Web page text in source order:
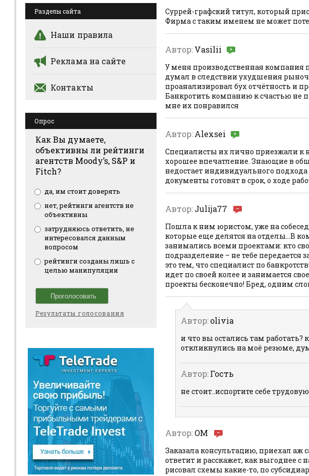
Разделы сайта
Наши правила
Реклама на сайте
Контакты
Опрос
Как Вы думаете,
объективны ли рейтинги
агентств Moody’s, S&P и
Fitch?
да, им стоит доверять
нет, рейтинги агентств не
объективны
затрудняюсь ответить, не
интересовался данным
вопросом
рейтинги созданы лишь с
целью манипуляции
Результаты голосования
Суррей-графский титул, который
Фирма с таким именем не может
Автор:Vasilii
У меня производственная компания
думал в следствии ухудшения
проанализировал бух отчётность и
Банкротить компанию к счастью не
мне их понравился
Автор:Alexsei
Специалисты их лично приезжали к
хорошее впечатление. Знающие в
недостает индивидуального
документы готовят в срок, о ходе
Автор:Julija77
Пошла к ним юристом, уже на
которые еще делятся на отделы…В
занимались всеми проектами: кто
подразделение – не тебе
это тем, что специалист по
идет по своей колее и занимается
проекты бесконечно! Бред, одним
Автор:olivia
и что вы остались там работать?
откликнулись на моё резюме,
Автор:Гость
не стоит..испортите себе
Автор:OM
Заказала консультацию, приехал аж
ответит и расскажет, как выгоднее
рисовал схемы какие-то, по